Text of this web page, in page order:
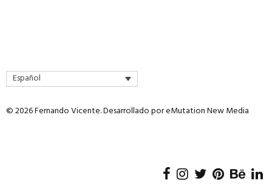
Español
© 2026 Fernando Vicente. Desarrollado poreMutation New Media